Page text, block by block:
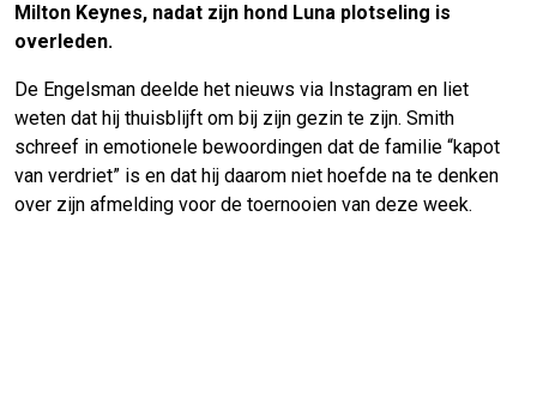
Milton Keynes, nadat zijn hond Luna plotseling is
overleden.
De Engelsman deelde het nieuws via Instagram en liet
weten dat hij thuisblijft om bij zijn gezin te zijn. Smith
schreef in emotionele bewoordingen dat de familie “kapot
van verdriet” is en dat hij daarom niet hoefde na te denken
over zijn afmelding voor de toernooien van deze week.